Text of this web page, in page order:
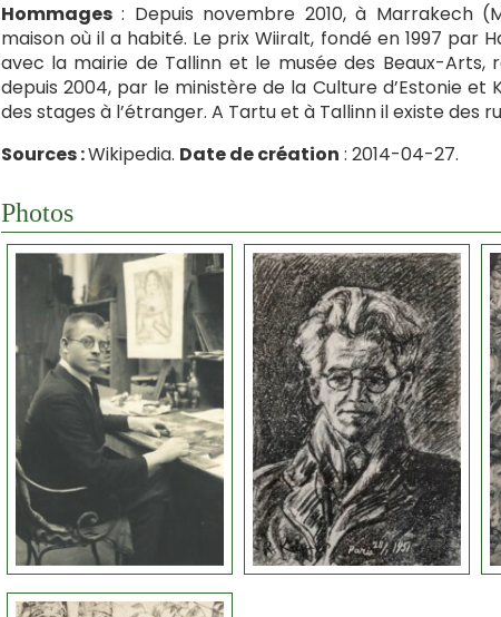
Hommages: Depuis novembre 2010, à Marrakech
maison où il a habité. Le prix Wiiralt, fondé en 1997 par
avec la mairie de Tallinn et le musée des Beaux-Arts,
depuis 2004, par le ministère de la Culture d’Estonie
des stages à l’étranger. A Tartu et à Tallinn il existe des
Sources :Wikipedia. Date de création : 2014-04-27.
Photos